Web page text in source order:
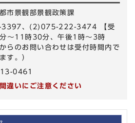
市景観部景観政策課
、(2)075-222-3474 【受
～11時30分、午後1時～3時
らのお問い合わせは受付時間内で
す。）
0461
違いにご注意ください